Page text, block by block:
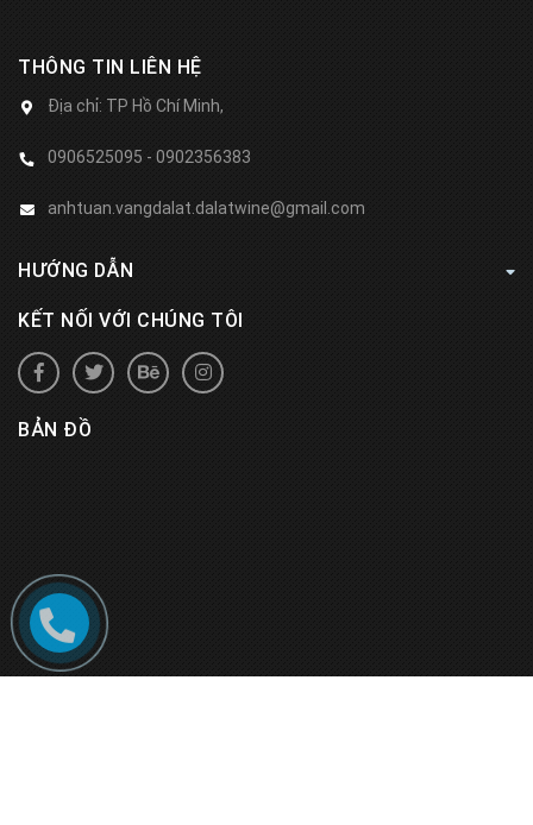
THÔNG TIN LIÊN HỆ
Địa chỉ: TP Hồ Chí Minh,
0906525095 - 0902356383
anhtuan.vangdalat.dalatwine@gmail.com
HƯỚNG DẪN
KẾT NỐI VỚI CHÚNG TÔI
BẢN ĐỒ